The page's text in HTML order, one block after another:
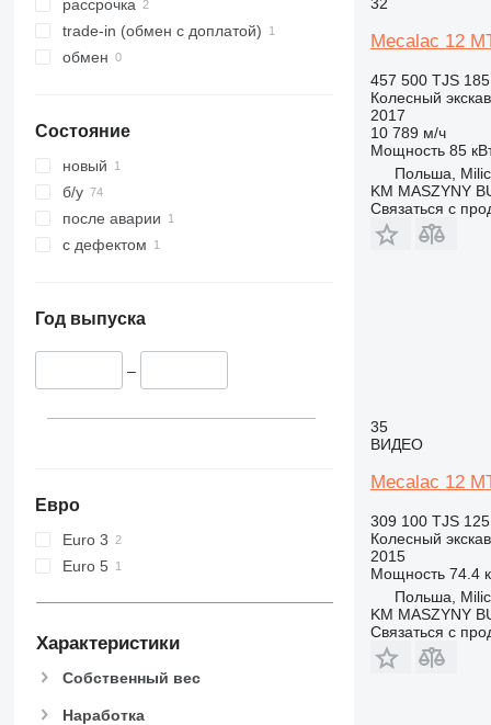
349
350
375
390
395
416
420
426
434
GC
NR
PC
8035
8045
8055
8056
8060
8065
8080
JZ
рассрочка
trade-in (обмен с доплатой)
обмен
Состояние
новый
б/у
после аварии
с дефектом
Год выпуска
–
Евро
Euro 3
Euro 5
Характеристики
Собственный вес
Наработка
Mecalac 12
457 500 TJS
Колесный
2017
10 789 м/ч
Мощность 85
Польша,
KM MASZYNY
Связаться с
35
ВИДЕО
Mecalac 12
309 100 TJS
Колесный
2015
Мощность 74.4
Польша,
KM MASZYNY
Связаться с